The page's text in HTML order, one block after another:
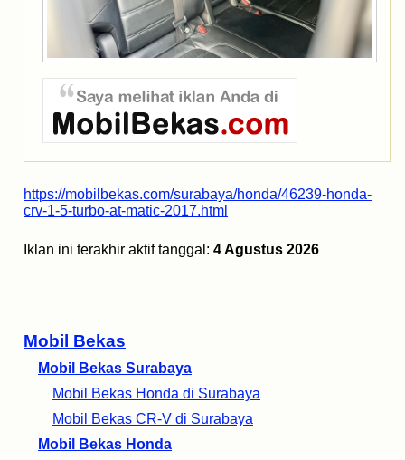
Mobil Bekas
Mobil Bekas Surabaya
Mobil Bekas Honda di Surabaya
Mobil Bekas CR-V di Surabaya
Mobil Bekas Honda
https://mobilbekas.com/surabaya/honda/46239-honda-
crv-1-5-turbo-at-matic-2017.html
Iklan ini terakhir aktif tanggal: 4 Agustus 2026